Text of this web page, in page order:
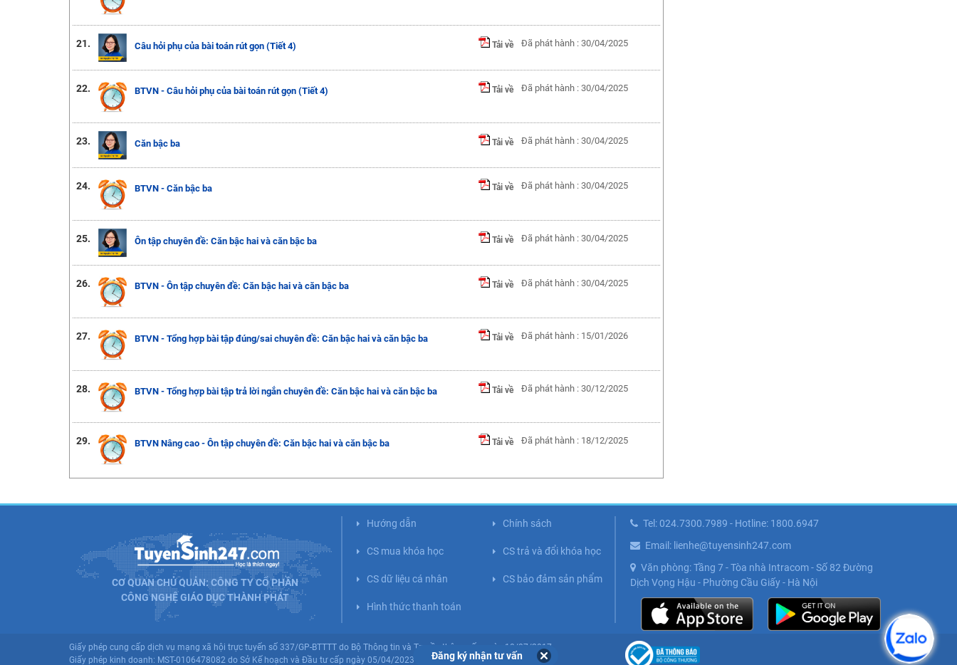
21. Câu hỏi phụ của bài toán rút gọn (Tiết 4) Tải về Đã phát hành : 30/04/2025
22. BTVN - Câu hỏi phụ của bài toán rút gọn (Tiết 4) Tải về Đã phát hành : 30/04/2025
23. Căn bậc ba Tải về Đã phát hành : 30/04/2025
24. BTVN - Căn bậc ba Tải về Đã phát hành : 30/04/2025
25. Ôn tập chuyên đề: Căn bậc hai và căn bậc ba Tải về Đã phát hành : 30/04/2025
26. BTVN - Ôn tập chuyên đề: Căn bậc hai và căn bậc ba Tải về Đã phát hành : 30/04/2025
27. BTVN - Tổng hợp bài tập đúng/sai chuyên đề: Căn bậc hai và căn bậc ba Tải về Đã phát hành : 15/01/2026
28. BTVN - Tổng hợp bài tập trả lời ngắn chuyên đề: Căn bậc hai và căn bậc ba Tải về Đã phát hành : 30/12/2025
29. BTVN Nâng cao - Ôn tập chuyên đề: Căn bậc hai và căn bậc ba Tải về Đã phát hành : 18/12/2025
Đăng ký nhận tư vấn
CƠ QUAN CHỦ QUẢN: CÔNG TY CỔ PHẦN
CÔNG NGHỆ GIÁO DỤC THÀNH PHÁT
Hướng dẫn Chính sách
CS mua khóa học CS trả và đổi khóa học
CS dữ liệu cá nhân CS bảo đảm sản phẩm
Hình thức thanh toán
Tel: 024.7300.7989 - Hotline: 1800.6947
Email: lienhe@tuyensinh247.com
Văn phòng: Tầng 7 - Tòa nhà Intracom - Số 82 Đường
Dịch Vọng Hậu - Phường Cầu Giấy - Hà Nội
Giấy phép cung cấp dịch vụ mạng xã hội trực tuyến số 337/GP-BTTTT do Bộ Thông tin và Truyền thông cấp ngày 10/07/2017.
Giấy phép kinh doanh: MST-0106478082 do Sở Kế hoạch và Đầu tư cấp ngày 05/04/2023 (Lần 5).